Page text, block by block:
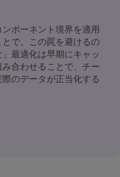
ポーネント境界を適用
で、この罠を避けるの
最適化は早期にキャッ
合わせることで、チー
のデータが正当化する